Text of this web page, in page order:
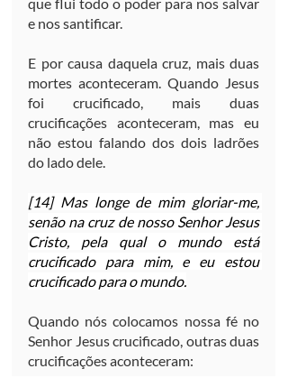
e nos santificar.
E por causa daquela cruz, mais duas
mortes aconteceram. Quando Jesus
foi crucificado, mais duas
crucificações aconteceram, mas eu
não estou falando dos dois ladrões
do lado dele.
[14] Mas longe de mim gloriar-me,
senão na cruz de nosso Senhor Jesus
Cristo, pela qual o mundo está
crucificado para mim, e eu estou
crucificado para o mundo.
Quando nós colocamos nossa fé no
Senhor Jesus crucificado, outras duas
crucificações aconteceram: